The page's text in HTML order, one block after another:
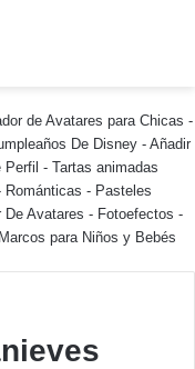
de Avatares para Chicas -
De Disney - Añadir
- Tartas animadas
Románticas - Pasteles
De Avatares - Fotoefectos -
Marcos para Niños y Bebés